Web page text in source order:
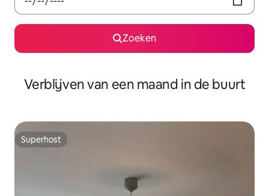
Zoeken
Verblijven van een maand in de buurt
Superhost
Superhost